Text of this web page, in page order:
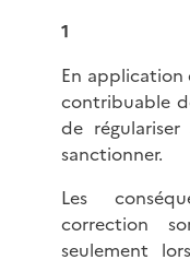
1
En application
contribuable
de
sanctionner.
Les
correction
seulement